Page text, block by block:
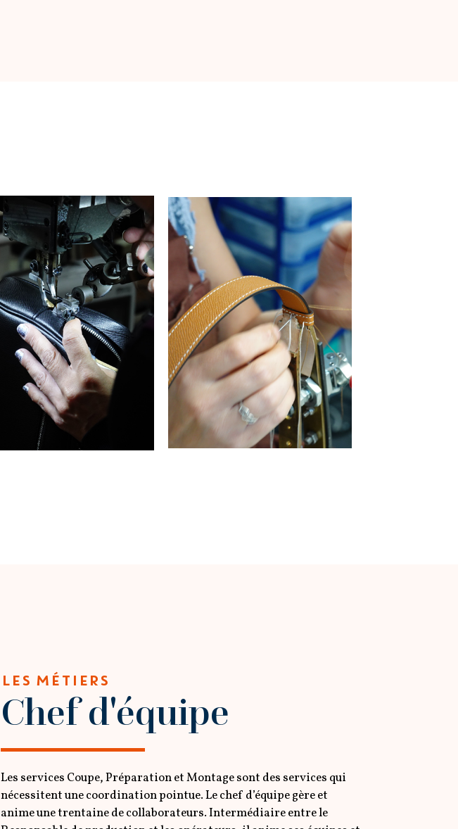
LES MÉTIERS
Chef d'équipe
Les services Coupe, Préparation et Montage sont des services qui
nécessitent une coordination pointue. Le chef d’équipe gère et
anime une trentaine de collaborateurs. Intermédiaire entre le